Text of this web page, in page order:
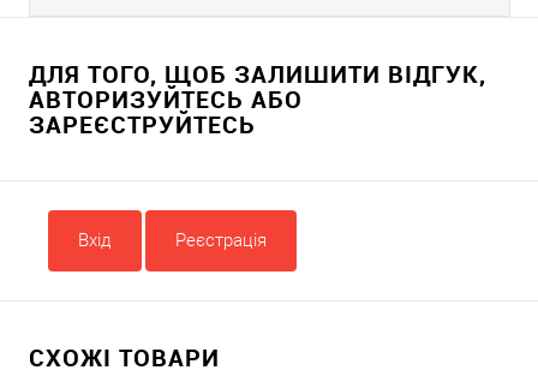
ДЛЯ ТОГО, ЩОБ ЗАЛИШИТИ ВІДГУК,
АВТОРИЗУЙТЕСЬ АБО
ЗАРЕЄСТРУЙТЕСЬ
Вхід Реєстрація
СХОЖІ ТОВАРИ